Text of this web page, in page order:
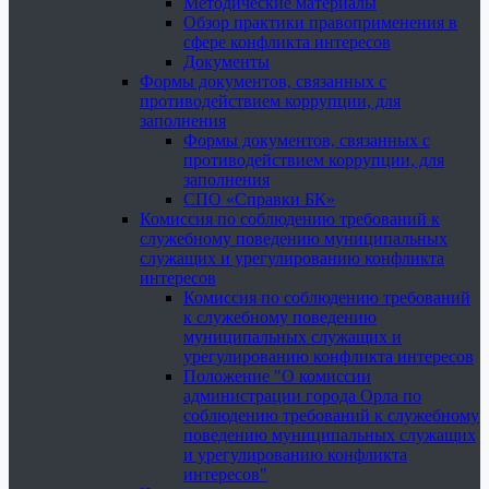
Обзор практики правоприменения в
сфере конфликта интересов
Документы
Формы документов, связанных с
противодействием коррупции, для
заполнения
Формы документов, связанных с
противодействием коррупции, для
заполнения
СПО «Справки БК»
Комиссия по соблюдению требований к
служебному поведению муниципальных
служащих и урегулированию конфликта
интересов
Комиссия по соблюдению требований
к служебному поведению
муниципальных служащих и
урегулированию конфликта интересов
Положение "О комиссии
администрации города Орла по
соблюдению требований к служебному
поведению муниципальных служащих
и урегулированию конфликта
интересов"